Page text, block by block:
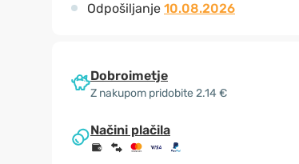
Odpošiljanje 10.08.2026
Dobroimetje
Z nakupom pridobite 2.14 €
Načini plačila